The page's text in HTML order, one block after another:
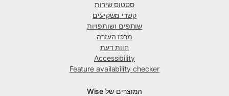
סטטוס שירות
קשרי משקיעים
שותפים ושותפויות
מרכז העזרה
חוות דעת
Accessibility
Feature availability checker
המוצרים של Wise